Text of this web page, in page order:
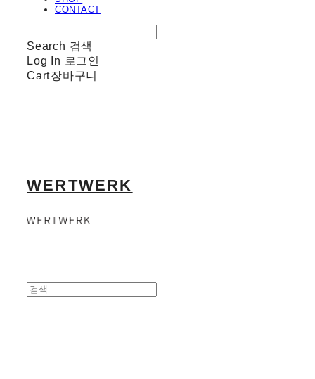
CONTACT
Search 검색
Log In 로그인
Cart장바구니
WERTWERK